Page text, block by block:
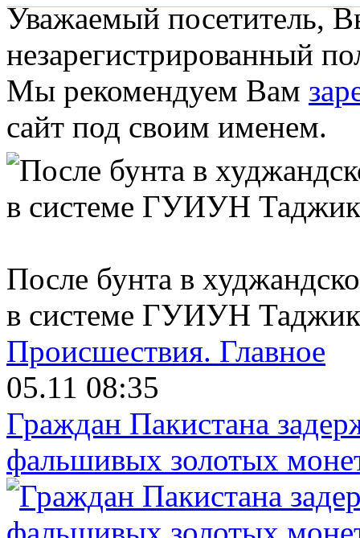
Уважаемый посетитель,
незарегистрированный
Мы рекомендуем Вам
сайт под своим именем.
После бунта в
в системе ГУИУН
Происшествия. Главное
05.11 08:35
Граждан Пакистана
фальшивых золотых